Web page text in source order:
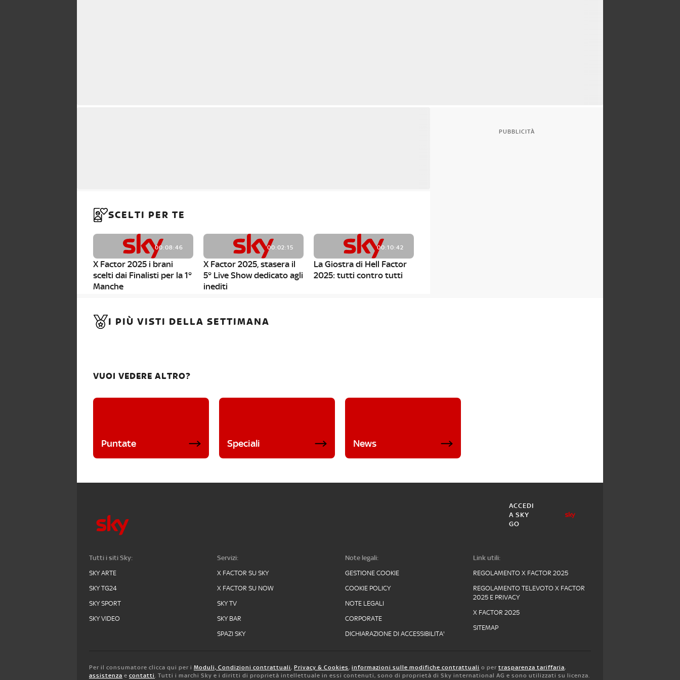
SCELTI PER TE
00:08:46
X Factor 2025 i brani
scelti dai Finalisti per la 1°
Manche
00:02:15
X Factor 2025, stasera il
5° Live Show dedicato agli
inediti
00:10:42
La Giostra di Hell Factor
2025: tutti contro tutti
PUBBLICITÀ
I PIÙ VISTI DELLA SETTIMANA
VUOI VEDERE ALTRO?
Puntate Speciali News
ACCEDI
A SKY
GO
Tutti i siti Sky:
SKY ARTE
SKY TG24
SKY SPORT
SKY VIDEO
Servizi:
X FACTOR SU SKY
X FACTOR SU NOW
SKY TV
SKY BAR
SPAZI SKY
Note legali:
GESTIONE COOKIE
COOKIE POLICY
NOTE LEGALI
CORPORATE
DICHIARAZIONE DI ACCESSIBILITA'
Link utili:
REGOLAMENTO X FACTOR 2025
REGOLAMENTO TELEVOTO X FACTOR
2025 E PRIVACY
X FACTOR 2025
SITEMAP
Per il consumatore clicca qui per i Moduli, Condizioni contrattuali, Privacy & Cookies, informazioni sulle modifiche contrattuali o per trasparenza tariffaria,
assistenza e contatti. Tutti i marchi Sky e i diritti di proprietà intellettuale in essi contenuti, sono di proprietà di Sky international AG e sono utilizzati su licenza.